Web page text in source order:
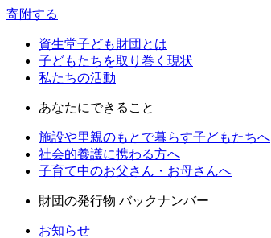
寄附する
資生堂子ども財団とは
子どもたちを取り巻く現状
私たちの活動
あなたにできること
施設や里親のもとで暮らす子どもたちへ
社会的養護に携わる方へ
子育て中のお父さん・お母さんへ
財団の発行物 バックナンバー
お知らせ